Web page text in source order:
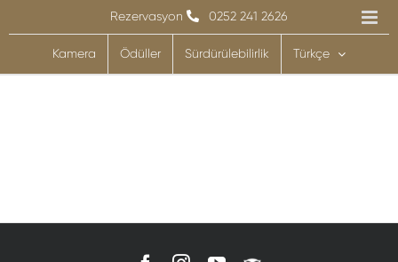
to
content
Rezervasyon 0252 241 2626
Kamera Ödüller Sürdürülebilirlik Türkçe